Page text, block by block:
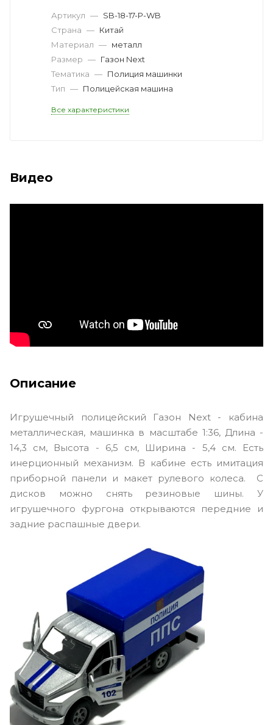
Артикул — SB-18-17-P-WB
Страна — Китай
Материал — металл
Размер — Газон Next
Тематика — Полиция машинки
Тип — Полицейская машина
Все характеристики
Видео
Описание
Игрушечный полицейский Газон Next - кабина
металлическая, машинка в масштабе 1:36, Длина -
14,3 см, Высота - 6,5 см, Ширина - 5,4 см. Есть
инерционный механизм. В кабине есть имитация
приборной панели и макет рулевого колеса. С
дисков можно снять резиновые шины. У
игрушечного фургона открываются передние и
задние распашные двери.